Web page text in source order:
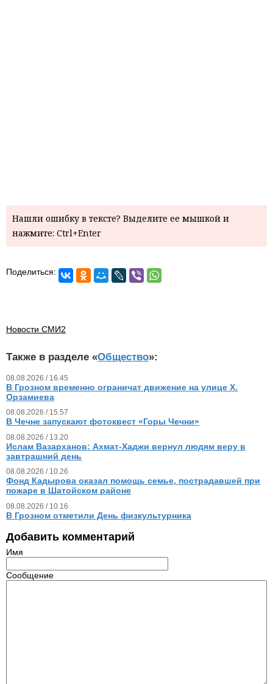
Нашли ошибку в тексте? Выделите ее мышкой и
нажмите: Ctrl+Enter
Поделиться:
Новости СМИ2
Также в разделе «Общество»:
08.08.2026 / 16.45
В Грозном временно ограничат движение на улице Х.
Орзамиева
08.08.2026 / 15.57
В Чечне запускают фотоквест «Горы Чечни»
08.08.2026 / 13.20
Ислам Вазарханов: Ахмат-Хаджи вернул людям веру в
завтрашний день
08.08.2026 / 10.26
Фонд Кадырова оказал помощь семье, пострадавшей при
пожаре в Шатойском районе
08.08.2026 / 10.16
В Грозном отметили День физкультурника
Добавить комментарий
Имя
Сообщение